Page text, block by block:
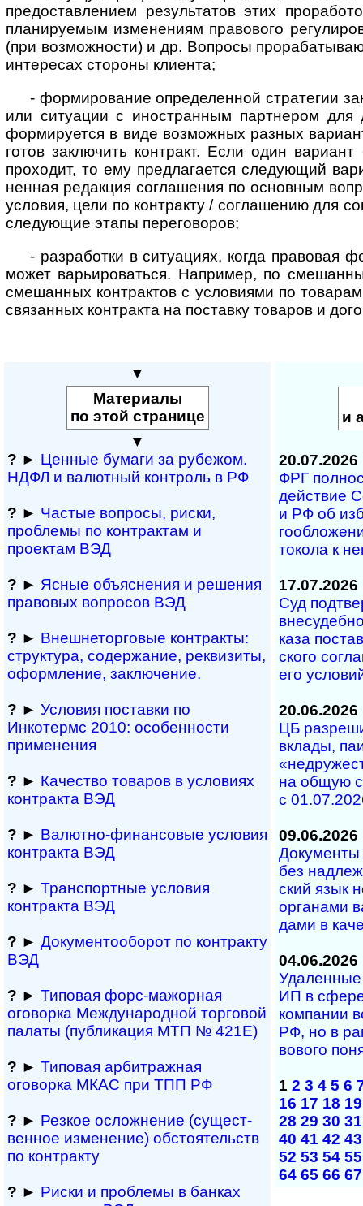
предо­став­лением резуль­татов этих
плани­руемым изме­нениям право­вого
(при возможности) и др. Вопросы
интересах стороны клиента;
- формирование определенной стратегии
или ситуации с ино­стран­ным партнером для
форми­руется в виде возможных разных
готов заключить контракт. Если один
проходит, то ему предла­гается следу­ющий
ненная редакция соглашения по основным
условия, цели по контракту / согла­шению для
следующие этапы переговоров;
- разработки в ситуациях, когда правовая
может варь­иро­ваться. Например, по
смешан­ных контрактов с усло­виями по
связан­ных контракта на поставку товаров и
▼
Материалы
по этой странице
▼
? ► Ценные бумаги за рубежом.
НДФЛ и ва­лют­ный кон­т­роль в РФ
? ► Частые вопросы, рис­ки,
проблемы по конт­рактам и
проектам ВЭД
? ► Ясные объяснения и решения
правовых вопросов ВЭД
? ► Внешнеторговые контракты:
структура, содержание, реквизиты,
оформление, заключение.
? ► Условия поставки по
Инкотермс 2010: осо­бен­нос­ти
применения
? ► Качество товаров в условиях
контракта ВЭД
? ► Валютно-финансовые условия
контракта ВЭД
? ► Транспортные условия
контракта ВЭД
? ► Документооборот по контракту
ВЭД
? ► Типовая форс-мажор­ная
оговорка Междуна­род­ной торговой
палаты (публикация МТП № 421Е)
? ► Типовая арбитражная
оговорка МКАС при ТПП РФ
? ► Резкое осложнение (сущест­
вен­ное измене­ние) обсто­ятельств
по контракту
? ► Риски и проблемы в банках
и
20.07.2026
ФРГ
дей­ст­вие
и РФ об
то­ко­ла к
17.07.2026
Суд
ка­за
с­ко­го
его
20.06.2026
ЦБ
вкла­ды,
на об­щую
с
09.06.2026
Документы
без
ский язык
ор­га­на­ми
да­ми в
04.06.2026
Удаленные
ИП в
ком­па­нии
РФ, но в
во­во­го
1 2 3 4 5 6
16 17 18 19
28 29 30 31
40 41 42 43
52 53 54 55
64 65 66 67